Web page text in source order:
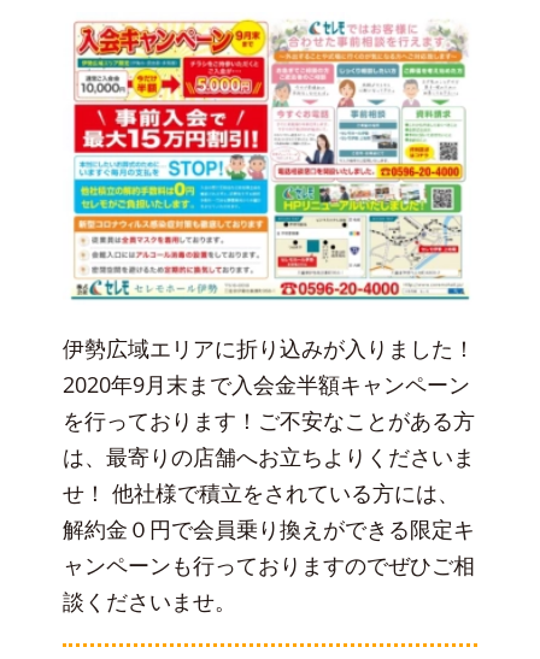
伊勢広域エリアに折り込みが入りました！
2020年9月末まで入会金半額キャンペーン
を行っております！ご不安なことがある方
は、最寄りの店舗へお立ちよりくださいま
せ！ 他社様で積立をされている方には、
解約金０円で会員乗り換えができる限定キ
ャンペーンも行っておりますのでぜひご相
談くださいませ。